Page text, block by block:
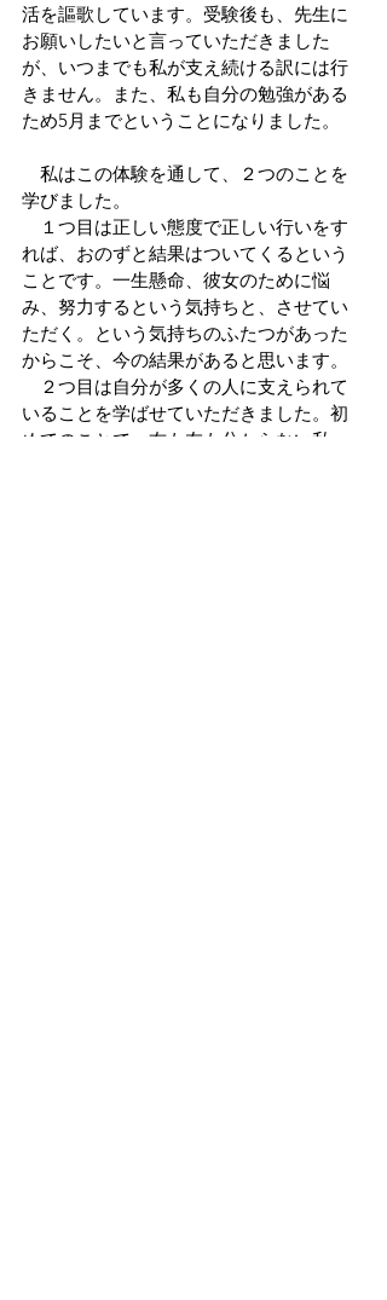
活を謳歌しています。受験後も、先生に
お願いしたいと言っていただきました
が、いつまでも私が支え続ける訳には行
きません。また、私も自分の勉強がある
ため5月までということになりました。
私はこの体験を通して、２つのことを
学びました。
１つ目は正しい態度で正しい行いをす
れば、おのずと結果はついてくるという
ことです。一生懸命、彼女のために悩
み、努力するという気持ちと、させてい
ただく。という気持ちのふたつがあった
からこそ、今の結果があると思います。
２つ目は自分が多くの人に支えられて
いることを学ばせていただきました。初
めてのことで、右も左も分からない私